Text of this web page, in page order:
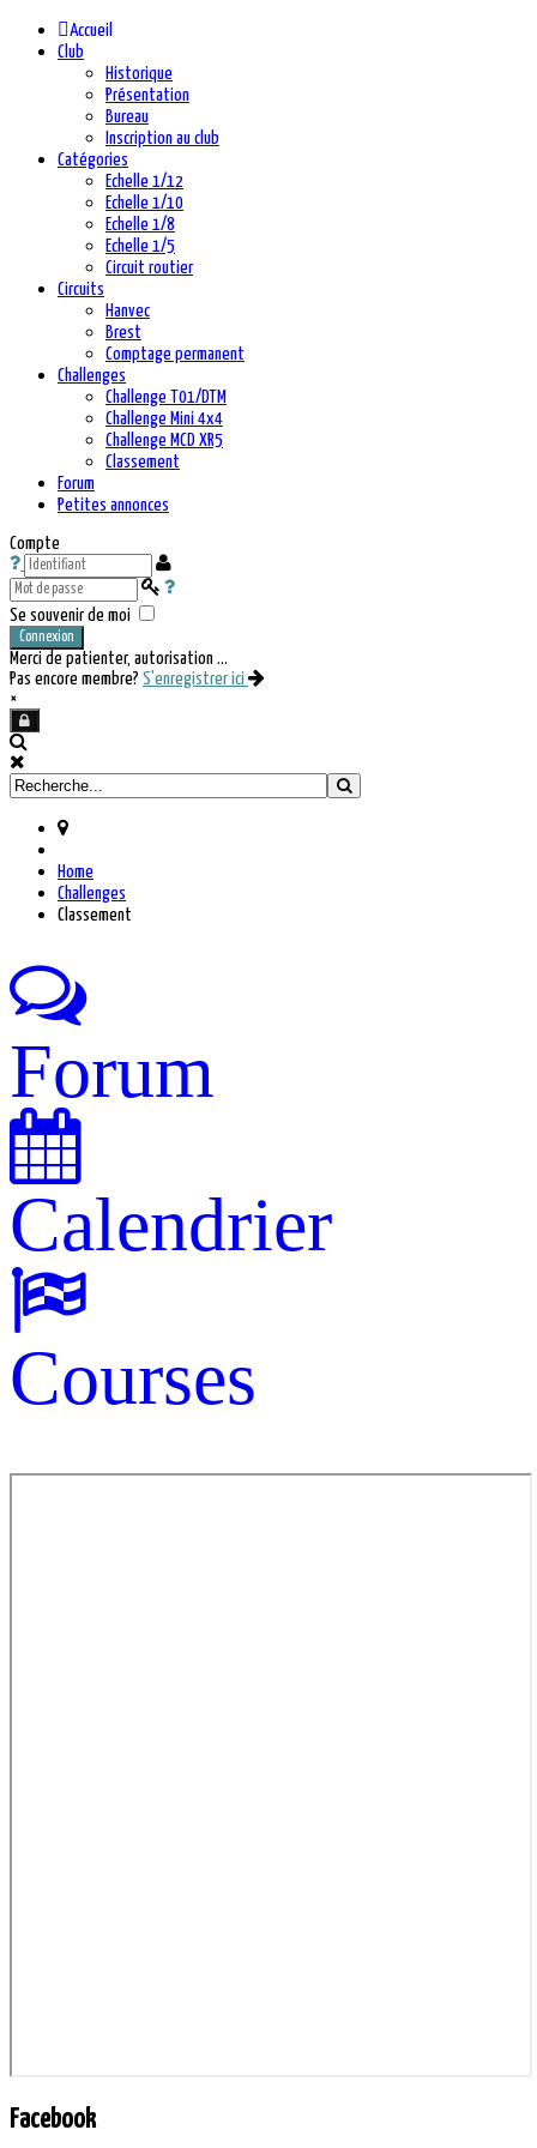
Accueil
Club
Historique
Présentation
Bureau
Inscription au club
Catégories
Echelle 1/12
Echelle 1/10
Echelle 1/8
Echelle 1/5
Circuit routier
Circuits
Hanvec
Brest
Comptage permanent
Challenges
Challenge T01/DTM
Challenge Mini 4x4
Challenge MCD XR5
Classement
Forum
Petites annonces
Compte
Se souvenir de moi
Connexion
Merci de patienter, autorisation ...
Pas encore membre? S'enregistrer ici
×
Home
Challenges
Classement
Forum
Calendrier
Courses
Facebook